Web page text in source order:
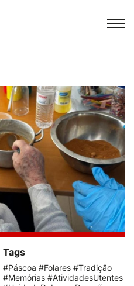
Tags
#Páscoa #Folares #Tradição
#Memórias #AtividadesUtentes